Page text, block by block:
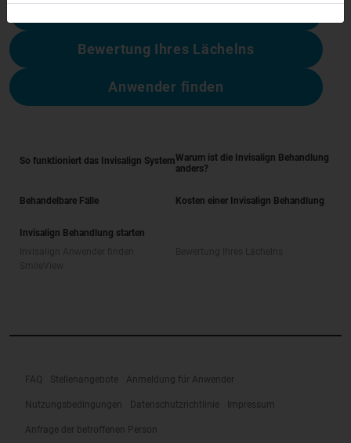
Bewertung Ihres Lächelns
Anwender finden
So funktioniert das Invisalign SystemWarum ist die Invisalign Behandlung
anders?
Behandelbare Fälle Kosten einer Invisalign Behandlung
Invisalign Behandlung starten
FAQ Stellenangebote Anmeldung für Anwender
Nutzungsbedingungen Datenschutzrichtlinie Impressum
Anfrage der betroffenen Person